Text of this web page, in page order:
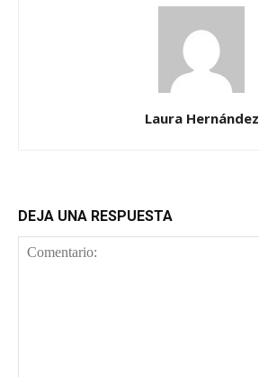
Laura Hernández
DEJA UNA RESPUESTA